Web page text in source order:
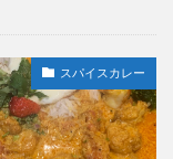
スパイスカレー